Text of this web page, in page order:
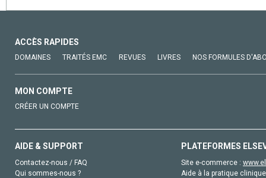
ACCÈS RAPIDES
DOMAINES TRAITÉS EMC REVUES LIVRES NOS FORMULES
MON COMPTE
CRÉER UN COMPTE
AIDE & SUPPORT
Contactez-nous / FAQ
Qui sommes-nous ?
PLATEFORMES
Site e-commerce :
Aide à la pratique